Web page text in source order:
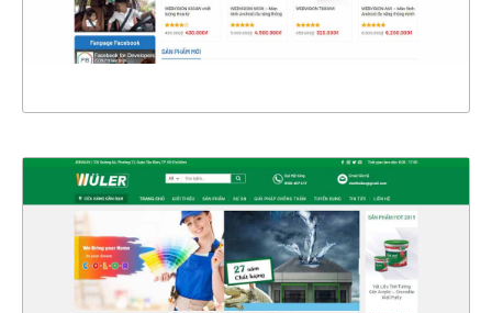
XEM THỰC TẾ